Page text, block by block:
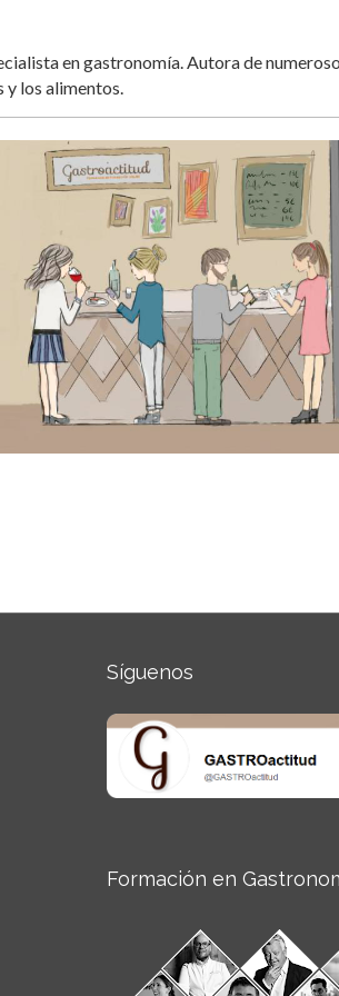
en gastronomía. Autora de
y los alimentos.
Síguenos
Formación en